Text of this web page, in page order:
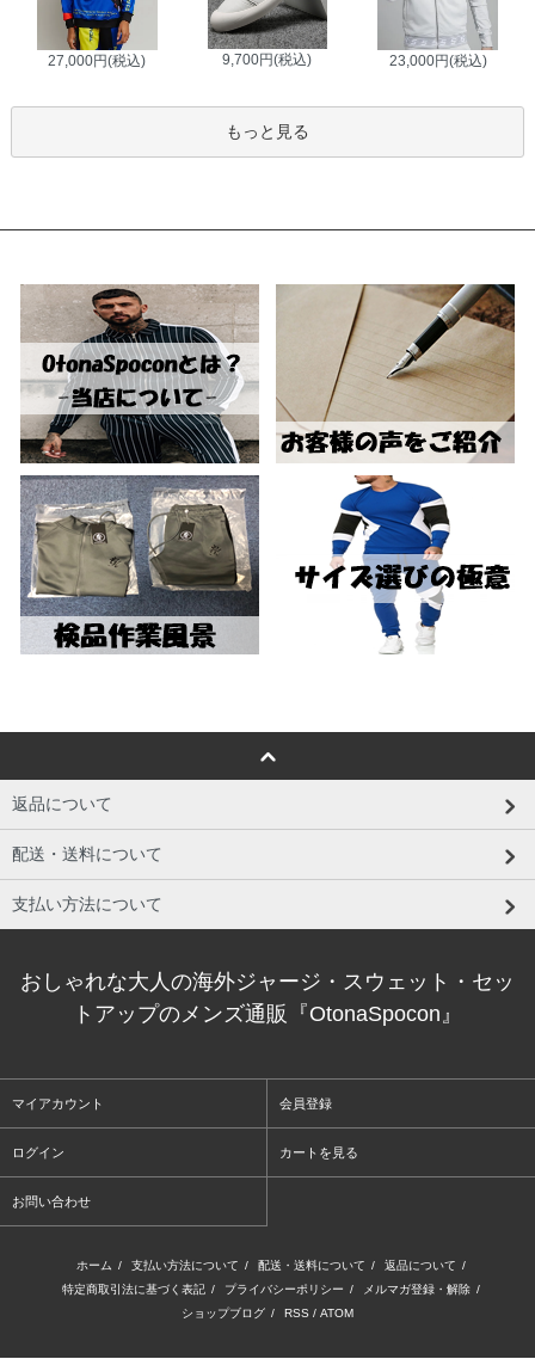
27,000円(税込) 9,700円(税込) 23,000円(税込)
もっと見る
返品について
配送・送料について
支払い方法について
おしゃれな大人の海外ジャージ・スウェット・セッ
トアップのメンズ通販『OtonaSpocon』
マイアカウント 会員登録
ログイン カートを見る
お問い合わせ
ホーム / 支払い方法について / 配送・送料について / 返品について /
特定商取引法に基づく表記 / プライバシーポリシー / メルマガ登録・解除 /
ショップブログ / RSS / ATOM